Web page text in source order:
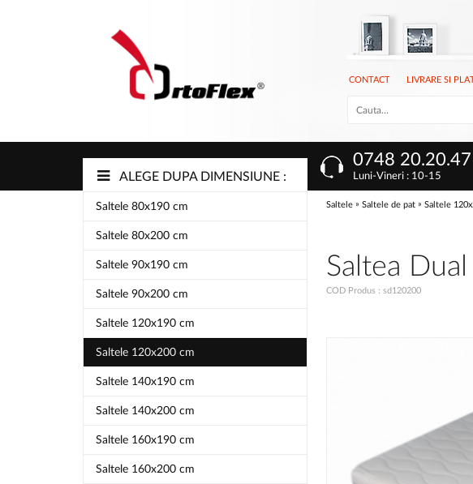
CONTACT LIVRARE SI
ALEGE DUPA DIMENSIUNE :
Saltele 80x190 cm
Saltele 80x200 cm
Saltele 90x190 cm
Saltele 90x200 cm
Saltele 120x190 cm
Saltele 120x200 cm
Saltele 140x190 cm
Saltele 140x200 cm
Saltele 160x190 cm
Saltele 160x200 cm
0748 20.20.47
Luni-Vineri : 10-15
Saltele » Saltele de pat » Saltele
Saltea
COD Produs : sd120200